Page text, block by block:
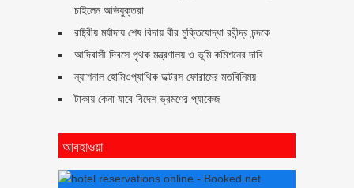
চাইলেন অভিযুক্তরা
রাষ্ট্রীয় মর্যাদায় শেষ বিদায় বীর মুক্তিযোদ্ধা রবীন্দ্র চন্দকে
আদিবাসী দিবসে পৃথক মন্ত্রণালয় ও ভূমি কমিশনের দাবি
ন্যাশনাল হোমিওপ্যাথিক ডক্টরস ফোরামের মতবিনিময়
টাকায় কেনা যাবে বিদেশ ভ্রমণের প্যাকেজ
আবহাওয়া